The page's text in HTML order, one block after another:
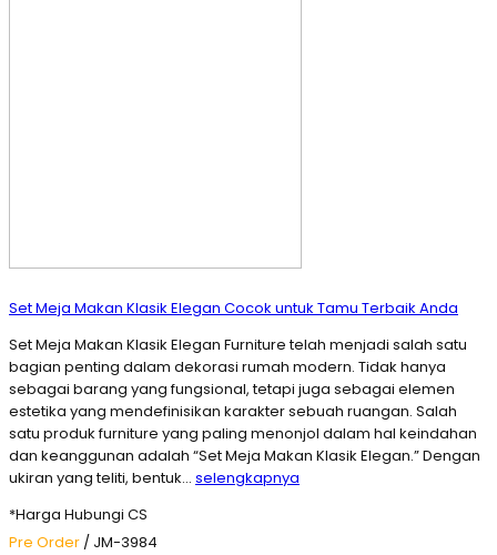
Set Meja Makan Klasik Elegan Cocok untuk Tamu Terbaik Anda
Set Meja Makan Klasik Elegan Furniture telah menjadi salah satu
bagian penting dalam dekorasi rumah modern. Tidak hanya
sebagai barang yang fungsional, tetapi juga sebagai elemen
estetika yang mendefinisikan karakter sebuah ruangan. Salah
satu produk furniture yang paling menonjol dalam hal keindahan
dan keanggunan adalah “Set Meja Makan Klasik Elegan.” Dengan
ukiran yang teliti, bentuk… selengkapnya
*Harga Hubungi CS
Pre Order / JM-3984